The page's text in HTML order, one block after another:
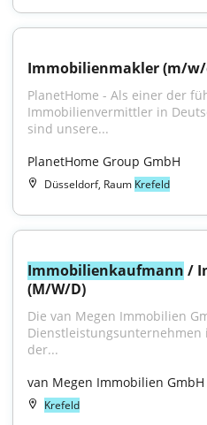
Immobilienmakler (m/
PlanetHome - Als einer der
Immobilienvermittler in
sind unsere...
PlanetHome Group GmbH
Düsseldorf, Raum Krefeld
Immobilienkaufmann /
(M/W/D)
Die van Megen Immobilien
Dienstleistungsunternehmen
der...
van Megen Immobilien GmbH
Krefeld